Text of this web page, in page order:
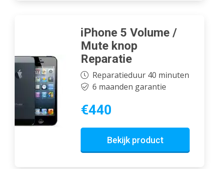
iPhone 5 Volume /
Mute knop
Reparatie
Reparatieduur 40 minuten
6 maanden garantie
€440
Bekijk product